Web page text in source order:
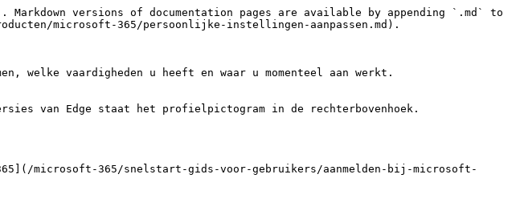
versions of documentation pages are available by appending `.md` to
microsoft-365/persoonlijke-instellingen-aanpassen.md).
welke vaardigheden u heeft en waar u momenteel aan werkt.
van Edge staat het profielpictogram in de rechterbovenhoek.
microsoft-365/snelstart-gids-voor-gebruikers/aanmelden-bij-microsoft-